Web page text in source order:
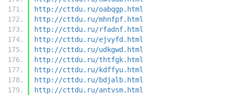
http://cttdu.ru/oabqgp.html
http://cttdu.ru/mhnfpf.html
http://cttdu.ru/rfadnf.html
http://cttdu.ru/ejvyfd.html
http://cttdu.ru/udkgwd.html
http://cttdu.ru/thtfgk.html
http://cttdu.ru/kdffyu.html
http://cttdu.ru/bdjalb.html
http://cttdu.ru/antvsm.html